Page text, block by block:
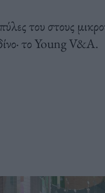
πύλες του στους
το Young V&A.